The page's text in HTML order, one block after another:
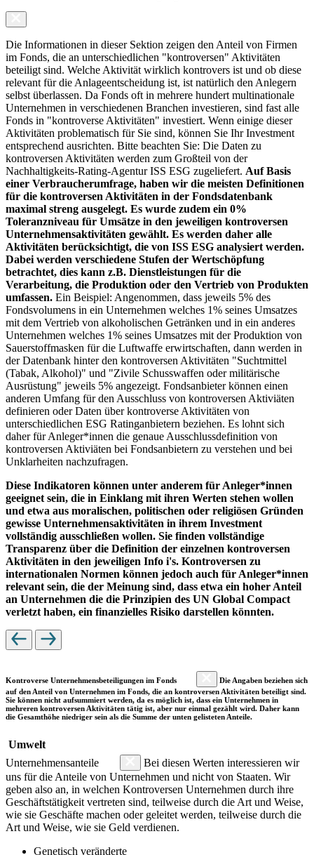
Die Informationen in dieser Sektion zeigen den Anteil von Firmen
im Fonds, die an unterschiedlichen "kontroversen" Aktivitäten
beteiligt sind. Welche Aktivität wirklich kontrovers ist und ob diese
relevant für die Anlageentscheidung ist, ist natürlich den Anlegern
selbst überlassen. Da Fonds oft in mehrere hundert multinationale
Unternehmen in verschiedenen Branchen investieren, sind fast alle
Fonds in "kontroverse Aktivitäten" investiert. Wenn einige dieser
Aktivitäten problematisch für Sie sind, können Sie Ihr Investment
entsprechend ausrichten. Bitte beachten Sie: Die Daten zu
kontroversen Aktivitäten werden zum Großteil von der
Nachhaltigkeits-Rating-Agentur ISS ESG zugeliefert. Auf Basis
einer Verbraucherumfrage, haben wir die meisten Definitionen
für die kontroversen Aktivitäten in der Fondsdatenbank
maximal streng ausgelegt. Es wurde zudem ein 0%
Toleranzniveau für Umsätze in den jeweiligen kontroversen
Unternehmensaktivitäten gewählt. Es werden daher alle
Aktivitäten berücksichtigt, die von ISS ESG analysiert werden.
Dabei werden verschiedene Stufen der Wertschöpfung
betrachtet, dies kann z.B. Dienstleistungen für die
Verarbeitung, die Produktion oder den Vertrieb von Produkten
umfassen. Ein Beispiel: Angenommen, dass jeweils 5% des
Fondsvolumens in ein Unternehmen welches 1% seines Umsatzes
mit dem Vertrieb von alkoholischen Getränken und in ein anderes
Unternehmen welches 1% seines Umsatzes mit der Produktion von
Sauerstoffmasken für die Luftwaffe erwirtschaften, dann werden in
der Datenbank hinter den kontroversen Aktivitäten "Suchtmittel
(Tabak, Alkohol)" und "Zivile Schusswaffen oder militärische
Ausrüstung" jeweils 5% angezeigt. Fondsanbieter können einen
anderen Umfang für den Ausschluss von kontroversen Aktiviäten
definieren oder Daten über kontroverse Aktivitäten von
unterschiedlichen ESG Ratinganbietern beziehen. Es lohnt sich
daher für Anleger*innen die genaue Ausschlussdefinition von
kontroversen Aktiviäten bei Fondsanbietern zu verstehen und bei
Unklarheiten nachzufragen.
Diese Indikatoren können unter anderem für Anleger*innen
geeignet sein, die in Einklang mit ihren Werten stehen wollen
und etwa aus moralischen, politischen oder religiösen Gründen
gewisse Unternehmensaktivitäten in ihrem Investment
vollständig ausschließen wollen. Sie finden vollständige
Transparenz über die Definition der einzelnen kontroversen
Aktivitäten in den jeweiligen Info i's. Kontroversen zu
internationalen Normen können jedoch auch für Anleger*innen
relevant sein, die der Meinung sind, dass etwa ein hoher Anteil
an Unternehmen die die Prinzipien des UN Global Compact
verletzt haben, ein finanzielles Risiko darstellen könnten.
Kontroverse Unternehmensbeteiligungen im Fonds
Die Angaben beziehen sich
auf den Anteil von Unternehmen im Fonds, die an kontroversen Aktivitäten beteiligt sind.
Sie können nicht aufsummiert werden, da es möglich ist, dass ein Unternehmen in
mehreren kontroversen Aktivitäten tätig ist, aber nur einmal gezählt wird. Daher kann
die Gesamthöhe niedriger sein als die Summe der unten gelisteten Anteile.
Umwelt
Unternehmensanteile
Bei diesen Werten interessieren wir
uns für die Anteile von Unternehmen und nicht von Staaten. Wir
geben also an, in welchen Kontroversen Unternehmen durch ihre
Geschäftstätigkeit vertreten sind, teilweise durch die Art und Weise,
wie sie Geschäfte machen oder geleitet werden, teilweise durch die
Art und Weise, wie sie Geld verdienen.
Genetisch veränderte